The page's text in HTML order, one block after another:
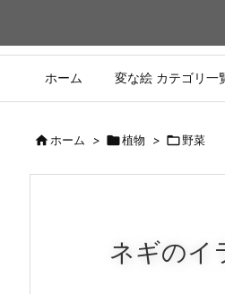
ホーム 変な絵 カテゴリ一
ホーム > 植物 > 野菜
ネギのイ